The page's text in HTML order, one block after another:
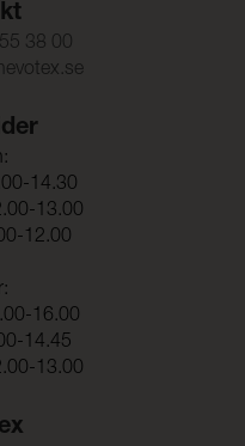
38 00
14.30
13.00
12.00
16.00
14.45
13.00